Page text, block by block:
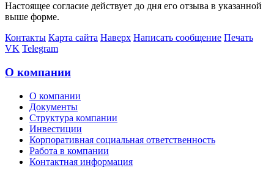
Настоящее согласие действует до дня его отзыва в указанной
выше форме.
Контакты Карта сайта Наверх Написать сообщение Печать
VK Telegram
О компании
О компании
Документы
Структура компании
Инвестиции
Корпоративная социальная ответственность
Работа в компании
Контактная информация